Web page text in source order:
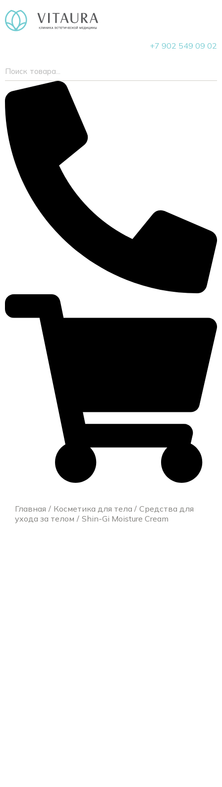
+7 902 549 09 02
Главная Косметика для тела
Средства для
ухода за телом
Shin-Gi Moisture Cream